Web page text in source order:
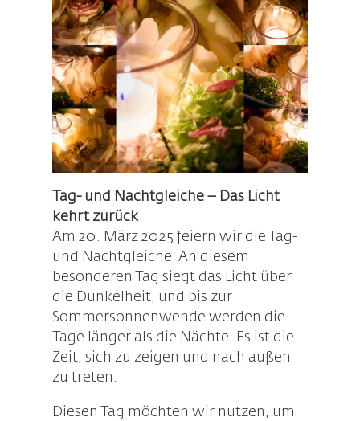
Tag- und Nachtgleiche – Das Licht
kehrt zurück
Am 20. März 2025 feiern wir die Tag-
und Nachtgleiche. An diesem
besonderen Tag siegt das Licht über
die Dunkelheit, und bis zur
Sommersonnenwende werden die
Tage länger als die Nächte. Es ist die
Zeit, sich zu zeigen und nach außen
zu treten.
Diesen Tag möchten wir nutzen, um